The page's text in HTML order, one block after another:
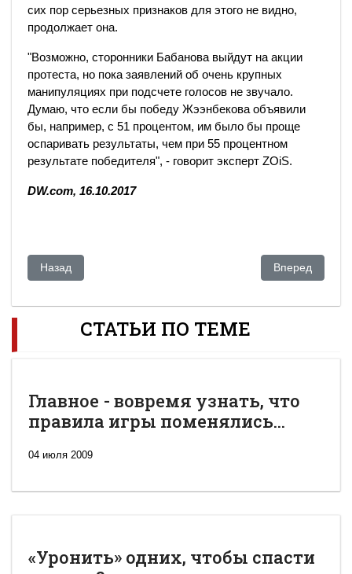
сих пор серьезных признаков для этого не видно,
продолжает она.
"Возможно, сторонники Бабанова выйдут на акции
протеста, но пока заявлений об очень крупных
манипуляциях при подсчете голосов не звучало.
Думаю, что если бы победу Жээнбекова объявили
бы, например, с 51 процентом, им было бы проще
оспаривать результаты, чем при 55 процентном
результате победителя", - говорит эксперт ZOiS.
DW.com, 16.10.2017
Предыдущий: После выборов: как Казахстан теперь будет
Назад Следующий:
Вперед
СТАТЬИ ПО ТЕМЕ
Главное - вовремя узнать, что
правила игры поменялись...
04 июля 2009
«Уронить» одних, чтобы спасти